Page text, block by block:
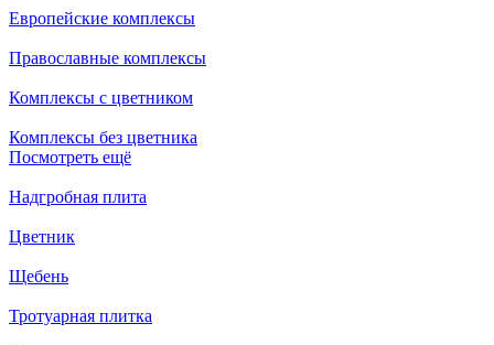
Европейские комплексы
Православные комплексы
Комплексы с цветником
Комплексы без цветника
Посмотреть ещё
Надгробная плита
Цветник
Щебень
Тротуарная плитка